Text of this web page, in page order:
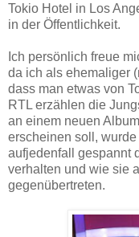
Tokio Hotel in Los
in der Öffentlichkeit.
Ich persönlich freue
da ich als ehemaliger
dass man etwas von
RTL erzählen die
an einem neuen
erscheinen soll,
aufjedenfall gespannt
verhalten und wie sie
gegenübertreten.